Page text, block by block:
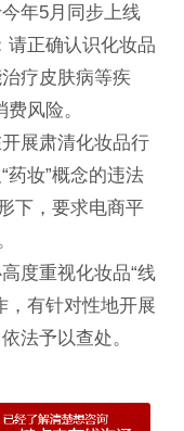
年5月同步上线
请正确认识化妆品
疗皮肤病等疾
风险。
展肃清化妆品行
药妆”概念的违法
下，要求电商平
度重视化妆品“线
，有针对性地开展
法予以查处。